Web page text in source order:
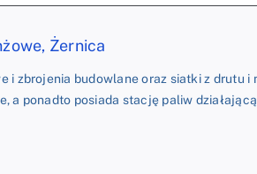
Żernica
zbrojenia budowlane oraz siatki z drutu i
a ponadto posiada stację paliw